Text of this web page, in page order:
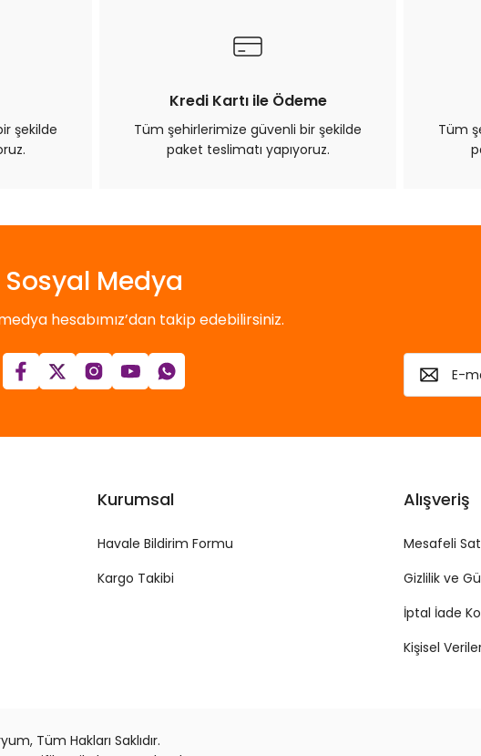
şekilde
Kredi Kartı ile Ödeme
Tüm şehirlerimize güvenli bir şekilde
paket teslimatı yapıyoruz.
Tüm
Sosyal Medya
hesabımız’dan takip edebilirsiniz.
Kurumsal
Havale Bildirim Formu
Kargo Takibi
Alışveriş
Mesafeli
Gizlilik ve
İptal İade
Kişisel
Tüm Hakları Saklıdır.